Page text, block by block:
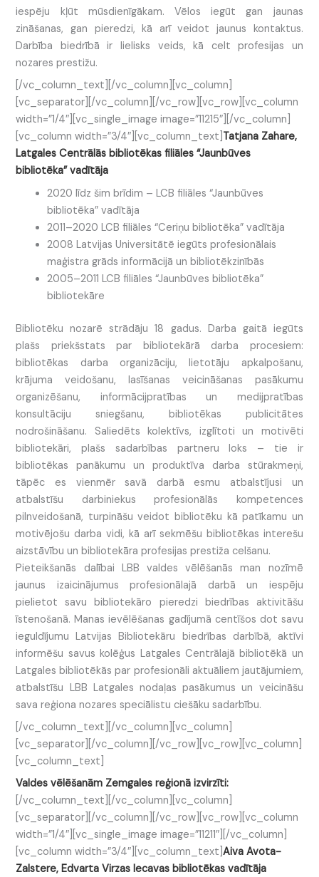
iespēju kļūt mūsdienīgākam. Vēlos iegūt gan jaunas
zināšanas, gan pieredzi, kā arī veidot jaunus kontaktus.
Darbība biedrībā ir lielisks veids, kā celt profesijas un
nozares prestižu.
[/vc_column_text][/vc_column][vc_column]
[vc_separator][/vc_column][/vc_row][vc_row][vc_column
width=”1/4″][vc_single_image image=”11215″][/vc_column]
[vc_column width=”3/4″][vc_column_text] Tatjana Zahare,
Latgales Centrālās bibliotēkas filiāles “Jaunbūves
bibliotēka” vadītāja
2020 līdz šim brīdim – LCB filiāles “Jaunbūves
bibliotēka” vadītāja
2011–2020 LCB filiāles “Ceriņu bibliotēka” vadītāja
2008 Latvijas Universitātē iegūts profesionālais
maģistra grāds informācijā un bibliotēkzinībās
2005–2011 LCB filiāles “Jaunbūves bibliotēka”
bibliotekāre
Bibliotēku nozarē strādāju 18 gadus. Darba gaitā iegūts
plašs priekšstats par bibliotekārā darba procesiem:
bibliotēkas darba organizāciju, lietotāju apkalpošanu,
krājuma veidošanu, lasīšanas veicināšanas pasākumu
organizēšanu, informācijpratības un medijpratības
konsultāciju sniegšanu, bibliotēkas publicitātes
nodrošināšanu. Saliedēts kolektīvs, izglītoti un motivēti
bibliotekāri, plašs sadarbības partneru loks – tie ir
bibliotēkas panākumu un produktīva darba stūrakmeņi,
tāpēc es vienmēr savā darbā esmu atbalstījusi un
atbalstīšu darbiniekus profesionālās kompetences
pilnveidošanā, turpināšu veidot bibliotēku kā patīkamu un
motivējošu darba vidi, kā arī sekmēšu bibliotēkas interešu
aizstāvību un bibliotekāra profesijas prestiža celšanu.
Pieteikšanās dalībai LBB valdes vēlēšanās man nozīmē
jaunus izaicinājumus profesionālajā darbā un iespēju
pielietot savu bibliotekāro pieredzi biedrības aktivitāšu
īstenošanā. Manas ievēlēšanas gadījumā centīšos dot savu
ieguldījumu Latvijas Bibliotekāru biedrības darbībā, aktīvi
informēšu savus kolēģus Latgales Centrālajā bibliotēkā un
Latgales bibliotēkās par profesionāli aktuāliem jautājumiem,
atbalstīšu LBB Latgales nodaļas pasākumus un veicināšu
sava reģiona nozares speciālistu ciešāku sadarbību.
[/vc_column_text][/vc_column][vc_column]
[vc_separator][/vc_column][/vc_row][vc_row][vc_column]
[vc_column_text]
Valdes vēlēšanām Zemgales reģionā izvirzīti:
[/vc_column_text][/vc_column][vc_column]
[vc_separator][/vc_column][/vc_row][vc_row][vc_column
width=”1/4″][vc_single_image image=”11211″][/vc_column]
[vc_column width=”3/4″][vc_column_text]Aiva Avota-
Zalstere, Edvarta Virzas Iecavas bibliotēkas vadītāja